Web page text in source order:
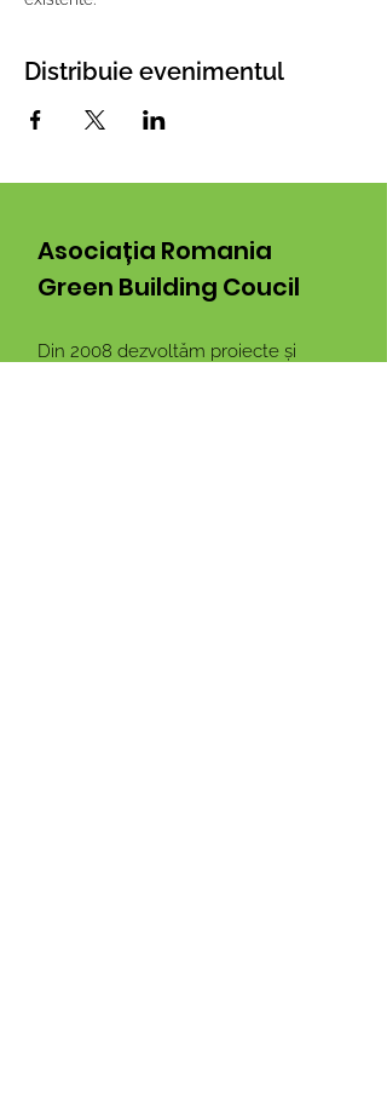
Distribuie evenimentul
Asociația Romania
Green Building Coucil
Din 2008 dezvoltăm proiecte și